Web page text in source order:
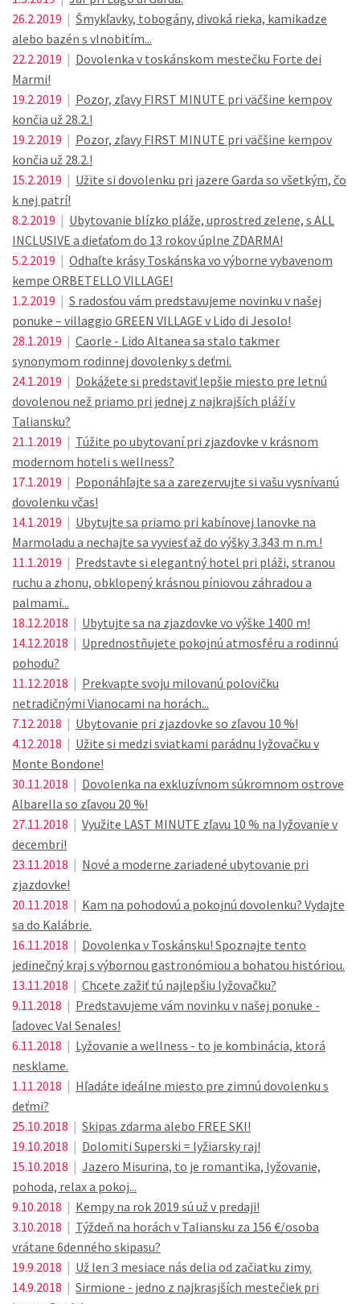
26.2.2019 | Šmykľavky, tobogány, divoká rieka, kamikadze
alebo bazén s vlnobitím...
22.2.2019 | Dovolenka v toskánskom mestečku Forte dei
Marmi!
19.2.2019 | Pozor, zľavy FIRST MINUTE pri väčšine kempov
končia už 28.2.!
19.2.2019 | Pozor, zľavy FIRST MINUTE pri väčšine kempov
končia už 28.2.!
15.2.2019 | Užite si dovolenku pri jazere Garda so všetkým, čo
k nej patrí!
8.2.2019 | Ubytovanie blízko pláže, uprostred zelene, s ALL
INCLUSIVE a dieťaťom do 13 rokov úplne ZDARMA!
5.2.2019 | Odhaľte krásy Toskánska vo výborne vybavenom
kempe ORBETELLO VILLAGE!
1.2.2019 | S radosťou vám predstavujeme novinku v našej
ponuke – villaggio GREEN VILLAGE v Lido di Jesolo!
28.1.2019 | Caorle - Lido Altanea sa stalo takmer
synonymom rodinnej dovolenky s deťmi.
24.1.2019 | Dokážete si predstaviť lepšie miesto pre letnú
dovolenou než priamo pri jednej z najkrajších pláží v
Taliansku?
21.1.2019 | Túžite po ubytovaní pri zjazdovke v krásnom
modernom hoteli s wellness?
17.1.2019 | Poponáhľajte sa a zarezervujte si vašu vysnívanú
dovolenku včas!
14.1.2019 | Ubytujte sa priamo pri kabínovej lanovke na
Marmoladu a nechajte sa vyviesť až do výšky 3.343 m n.m.!
11.1.2019 | Predstavte si elegantný hotel pri pláži, stranou
ruchu a zhonu, obklopený krásnou píniovou záhradou a
palmami...
18.12.2018 | Ubytujte sa na zjazdovke vo výške 1400 m!
14.12.2018 | Uprednostňujete pokojnú atmosféru a rodinnú
pohodu?
11.12.2018 | Prekvapte svoju milovanú polovičku
netradičnými Vianocami na horách...
7.12.2018 | Ubytovanie pri zjazdovke so zľavou 10 %!
4.12.2018 | Užite si medzi sviatkami parádnu lyžovačku v
Monte Bondone!
30.11.2018 | Dovolenka na exkluzívnom súkromnom ostrove
Albarella so zľavou 20 %!
27.11.2018 | Využite LAST MINUTE zľavu 10 % na lyžovanie v
decembri!
23.11.2018 | Nové a moderne zariadené ubytovanie pri
zjazdovke!
20.11.2018 | Kam na pohodovú a pokojnú dovolenku? Vydajte
sa do Kalábrie.
16.11.2018 | Dovolenka v Toskánsku! Spoznajte tento
jedinečný kraj s výbornou gastronómiou a bohatou históriou.
13.11.2018 | Chcete zažiť tú najlepšiu lyžovačku?
9.11.2018 | Predstavujeme vám novinku v našej ponuke -
ľadovec Val Senales!
6.11.2018 | Lyžovanie a wellness - to je kombinácia, ktorá
nesklame.
1.11.2018 | Hľadáte ideálne miesto pre zimnú dovolenku s
deťmi?
25.10.2018 | Skipas zdarma alebo FREE SKI!
19.10.2018 | Dolomiti Superski = lyžiarsky raj!
15.10.2018 | Jazero Misurina, to je romantika, lyžovanie,
pohoda, relax a pokoj...
9.10.2018 | Kempy na rok 2019 sú už v predaji!
3.10.2018 | Týždeň na horách v Taliansku za 156 €/osoba
vrátane 6denného skipasu?
19.9.2018 | Už len 3 mesiace nás delia od začiatku zimy.
14.9.2018 | Sirmione - jedno z najkrasjších mestečiek pri